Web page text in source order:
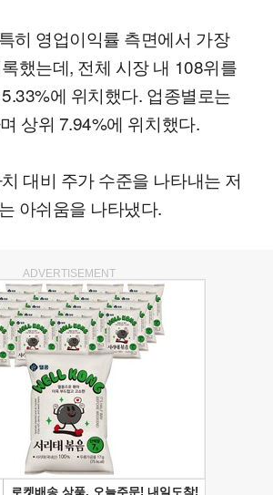
히 영업이익률 측면에서 가장
했는데, 전체 시장 내 108위를
에 위치했다. 업종별로는
상위 7.94%에 위치했다.
대비 주가 수준을 나타내는 저
아쉬움을 나타냈다.
ADVERTISEMENT